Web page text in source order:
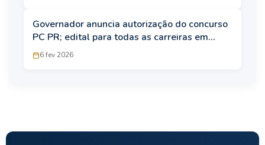
Governador anuncia autorização do concurso
PC PR; edital para todas as carreiras em
20266 fev 2026